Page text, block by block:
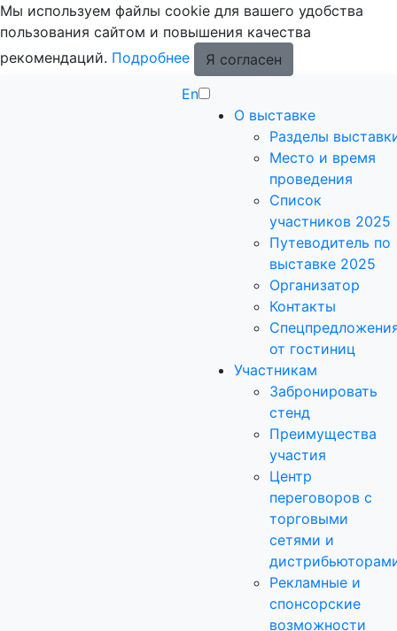
Мы используем файлы cookie для вашего удобства
пользования сайтом и повышения качества
рекомендаций. Подробнее
Я согласен
En
О выставке
Разделы
Место и время
проведения
Список
участников 2025
Путеводитель по
выставке 2025
Организатор
Контакты
от гостиниц
Участникам
Забронировать
стенд
Преимущества
участия
Центр
переговоров с
торговыми
сетями и
Рекламные и
спонсорские
возможности